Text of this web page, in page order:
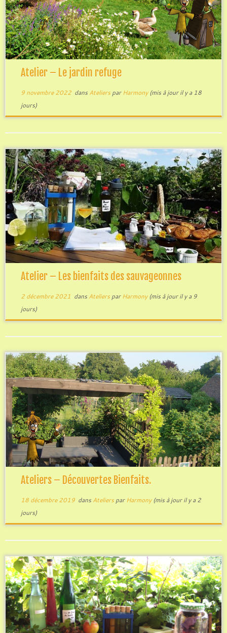
Atelier – Le jardin refuge
9 novembre 2022dans Ateliers parHarmony(mis à jour il y a 18
jours)
Atelier – Les bienfaits des sauvageonnes
2 décembre 2021 dans Ateliers parHarmony(mis à jour il y a 9
jours)
Ateliers – Découvertes Bienfaits.
18 décembre 2019dans Ateliers parHarmony(mis à jour il y a 2
jours)